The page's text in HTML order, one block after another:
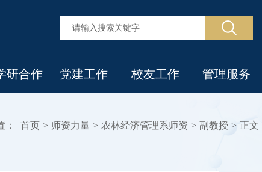
研合作 党建工作 校友工作 管理服务
： 首页 > 师资力量 > 农林经济管理系师资 > 副教授 > 正文